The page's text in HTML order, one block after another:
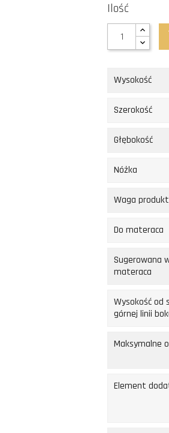
Ilość
Wysokość
Szerokość
Głębokość
Nóżka
Waga
Do materaca
Sugerowana
materaca
Wysokość od
górnej linii
Maksymalne
Element